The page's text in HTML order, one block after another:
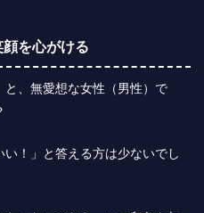
を心がける
、無愛想な女性（男性）で
い！」と答える方は少ないでし